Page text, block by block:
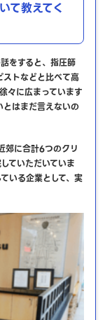
て教えてく
をすると、指圧師
ストなどと比べて高
々に広まっています
とはまだ言えないの
に合計6つのクリ
ていただいていま
いる企業として、実